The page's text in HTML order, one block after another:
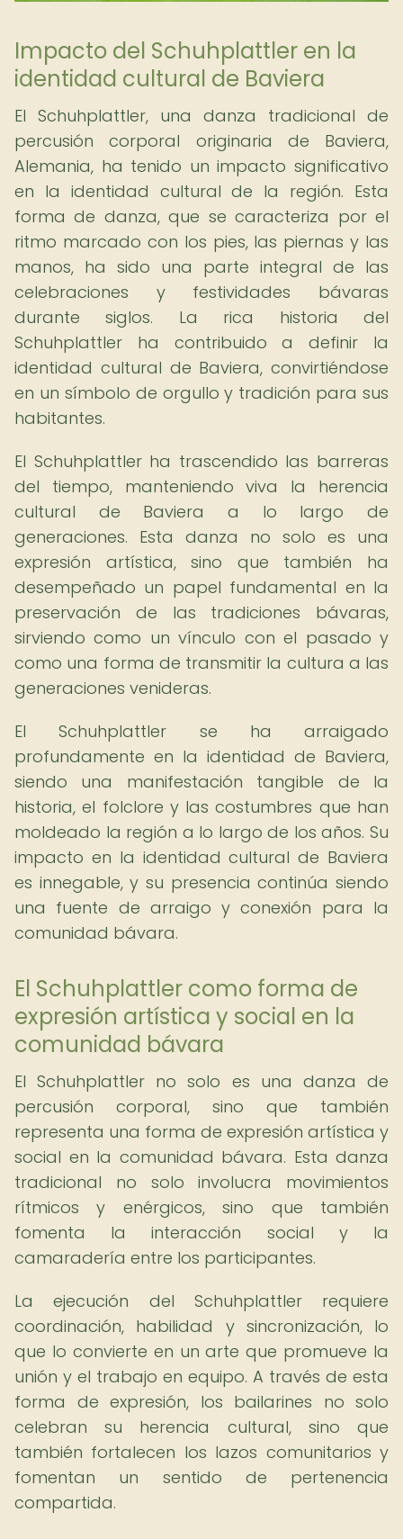
Impacto del Schuhplattler en la
identidad cultural de Baviera
El Schuhplattler, una danza tradicional de
percusión corporal originaria de Baviera,
Alemania, ha tenido un impacto significativo
en la identidad cultural de la región. Esta
forma de danza, que se caracteriza por el
ritmo marcado con los pies, las piernas y las
manos, ha sido una parte integral de las
celebraciones y festividades bávaras
durante siglos. La rica historia del
Schuhplattler ha contribuido a definir la
identidad cultural de Baviera, convirtiéndose
en un símbolo de orgullo y tradición para sus
habitantes.
El Schuhplattler ha trascendido las barreras
del tiempo, manteniendo viva la herencia
cultural de Baviera a lo largo de
generaciones. Esta danza no solo es una
expresión artística, sino que también ha
desempeñado un papel fundamental en la
preservación de las tradiciones bávaras,
sirviendo como un vínculo con el pasado y
como una forma de transmitir la cultura a las
generaciones venideras.
El Schuhplattler se ha arraigado
profundamente en la identidad de Baviera,
siendo una manifestación tangible de la
historia, el folclore y las costumbres que han
moldeado la región a lo largo de los años. Su
impacto en la identidad cultural de Baviera
es innegable, y su presencia continúa siendo
una fuente de arraigo y conexión para la
comunidad bávara.
El Schuhplattler como forma de
expresión artística y social en la
comunidad bávara
El Schuhplattler no solo es una danza de
percusión corporal, sino que también
representa una forma de expresión artística y
social en la comunidad bávara. Esta danza
tradicional no solo involucra movimientos
rítmicos y enérgicos, sino que también
fomenta la interacción social y la
camaradería entre los participantes.
La ejecución del Schuhplattler requiere
coordinación, habilidad y sincronización, lo
que lo convierte en un arte que promueve la
unión y el trabajo en equipo. A través de esta
forma de expresión, los bailarines no solo
celebran su herencia cultural, sino que
también fortalecen los lazos comunitarios y
fomentan un sentido de pertenencia
compartida.